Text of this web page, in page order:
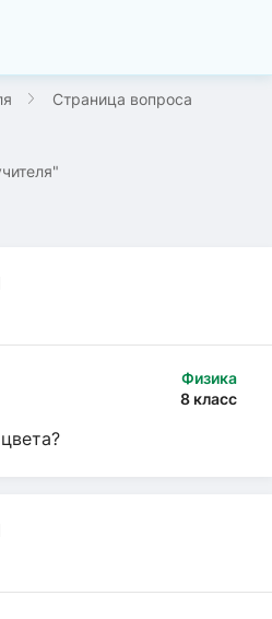
Страница вопроса
Физика
8 класс